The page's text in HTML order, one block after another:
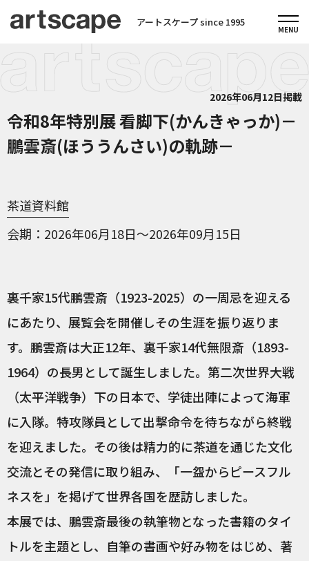
アートスケープ since 1995
2026年06月12日掲載
令和8年特別展 看脚下(かんきゃっか)－
鵬雲斎(ほううんさい)の軌跡－
茶道資料館
会期
2026年06月18日～2026年09月15日
裏千家15代鵬雲斎（1923-2025）の一周忌を迎える
にあたり、展覧会を開催しその生涯を振り返りま
す。鵬雲斎は大正12年、裏千家14代無限斎（1893-
1964）の長男として誕生しました。第二次世界大戦
（太平洋戦争）下の日本で、学徒出陣によって海軍
に入隊。特攻隊員として出撃命令を待ちながら終戦
を迎えました。その後は精力的に茶道を通じた文化
交流とその発信に取り組み、「一盌からピースフル
ネスを」を掲げて世界各国を歴訪しました。
本展では、鵬雲斎最後の執筆物となった書籍のタイ
トルを主題とし、自筆の書画や好み物をはじめ、著